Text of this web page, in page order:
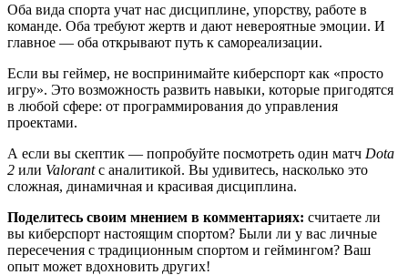
Оба вида спорта учат нас дисциплине, упорству, работе в
команде. Оба требуют жертв и дают невероятные эмоции. И
главное — оба открывают путь к самореализации.
Если вы геймер, не воспринимайте киберспорт как «просто
игру». Это возможность развить навыки, которые пригодятся
в любой сфере: от программирования до управления
проектами.
А если вы скептик — попробуйте посмотреть один матч Dota
2 или Valorantс аналитикой. Вы удивитесь, насколько это
сложная, динамичная и красивая дисциплина.
Поделитесь своим мнением в комментариях: считаете ли
вы киберспорт настоящим спортом? Были ли у вас личные
пересечения с традиционным спортом и геймингом? Ваш
опыт может вдохновить других!